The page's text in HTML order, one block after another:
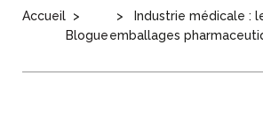
Accueil
Blogue
Industrie médicale :
emballages